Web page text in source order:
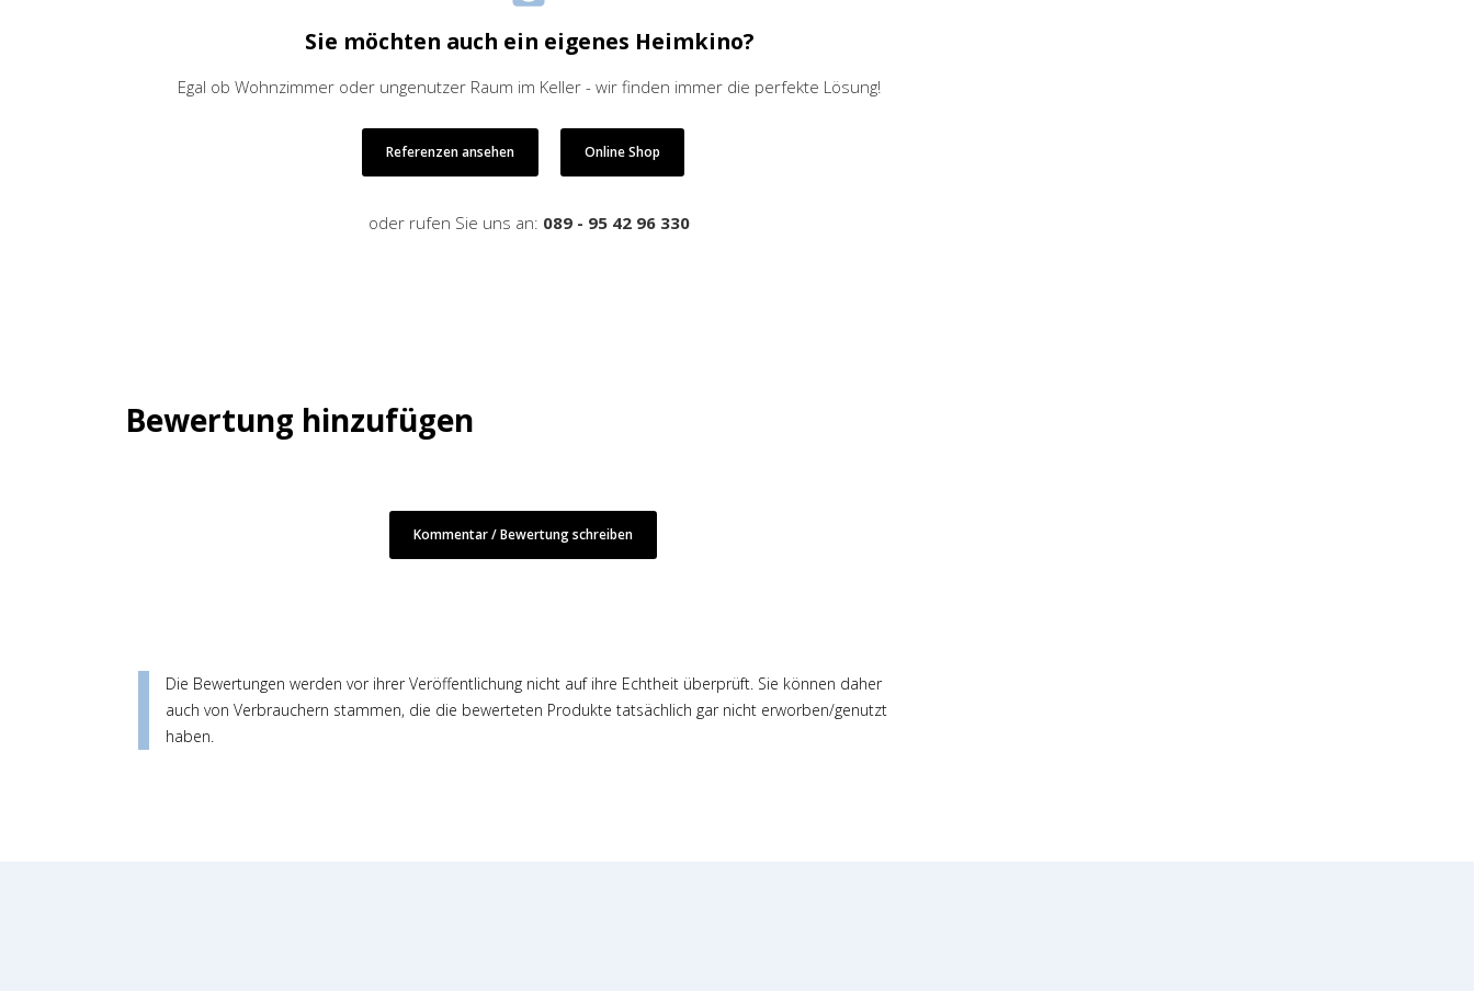
Sie möchten auch ein eigenes Heimkino?
Egal ob Wohnzimmer oder ungenutzer Raum im Keller - wir finden immer die perfekte Lösung!
Referenzen ansehen Online Shop
oder rufen Sie uns an: 089 - 95 42 96 330
Bewertung hinzufügen
Kommentar / Bewertung schreiben
Die Bewertungen werden vor ihrer Veröffentlichung nicht auf ihre Echtheit überprüft. Sie können daher
auch von Verbrauchern stammen, die die bewerteten Produkte tatsächlich gar nicht erworben/genutzt
haben.